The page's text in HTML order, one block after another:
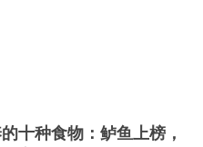
十种食物：鲈鱼上榜，